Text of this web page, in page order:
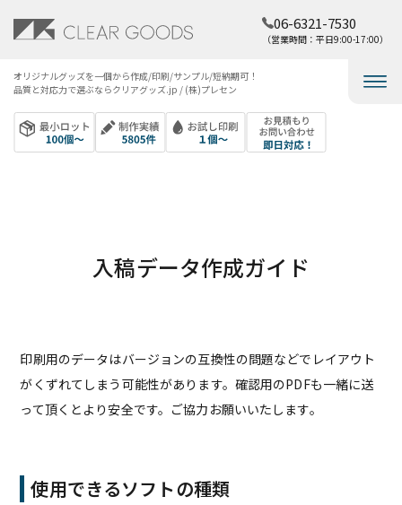
オリジナルグッズを​一個から​作成/印刷/サンプル/短納期可！​
品質と​対応力で​選ぶなら​クリアグッズ.jp / (株)プレセン
06-6321-7530
（営業時間：平日9:00-17:00）
入稿データ作成ガイド
印刷用のデータはバージョンの互換性の問題などでレイアウト
がくずれてしまう可能性があります。確認用のPDFも一緒に送
って頂くとより安全です。ご協力お願いいたします。
使用できるソフトの種類